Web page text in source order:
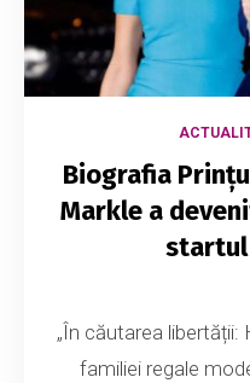
Biografia
Markle a
„În căutarea
familiei regale